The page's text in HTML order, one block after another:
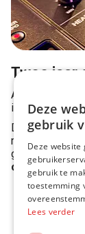
Twee jaar
Al onze
iets niet meer?
Dan stuur je je
regelen we de
garantie? Dan
offerteen
Deze
gebruik
Deze website
gebruik te
toestemming
Lees verder